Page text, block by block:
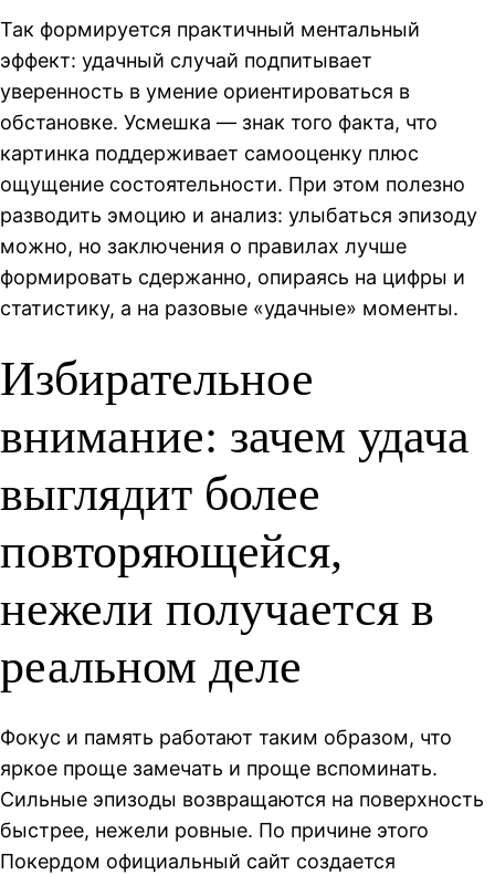
Так формируется практичный ментальный
эффект: удачный случай подпитывает
уверенность в умение ориентироваться в
обстановке. Усмешка — знак того факта, что
картинка поддерживает самооценку плюс
ощущение состоятельности. При этом полезно
разводить эмоцию и анализ: улыбаться эпизоду
можно, но заключения о правилах лучше
формировать сдержанно, опираясь на цифры и
статистику, а на разовые «удачные» моменты.
Избирательное
внимание: зачем удача
выглядит более
повторяющейся,
нежели получается в
реальном деле
Фокус и память работают таким образом, что
яркое проще замечать и проще вспоминать.
Сильные эпизоды возвращаются на поверхность
быстрее, нежели ровные. По причине этого
Покердом официальный сайт создается